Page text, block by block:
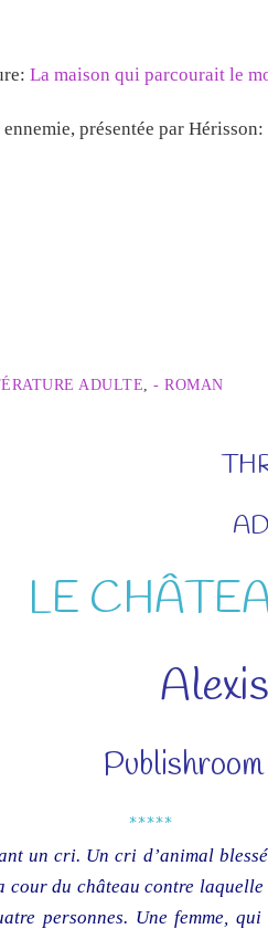
La maison qui parcourait le
présentée par Hérisson:
ADULTE - ROMAN
LE
*****
un cri. Un cri d’animal
du château contre
personnes. Une femme,